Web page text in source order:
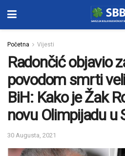
Početna Vijesti
Radončić objavio
povodom smrti
BiH: Kako je Žak
novu Olimpijadu u
30 Augusta, 2021